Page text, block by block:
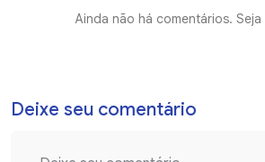
Ainda não há comentários.
Deixe seu comentário